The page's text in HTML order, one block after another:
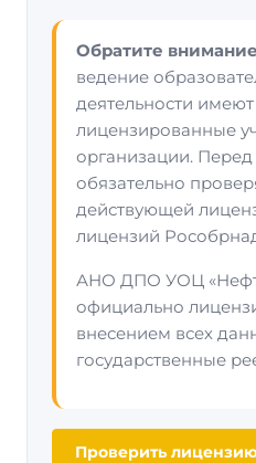
Обратите
ведение
деятельности имеют
лицензированные
организации.
обязательно
действующей
лицензий
АНО ДПО УОЦ
официально
внесением всех
государственные
Проверить